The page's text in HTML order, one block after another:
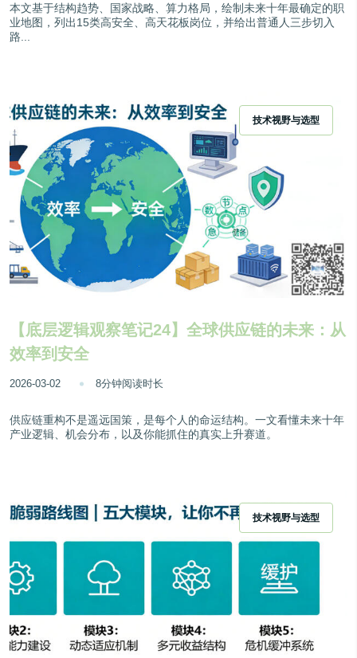
本文基于结构趋势、国家战略、算力格局，绘制未来十年最确定的职
业地图，列出15类高安全、高天花板岗位，并给出普通人三步切入
路...
技术视野与选型
【底层逻辑观察笔记24】全球供应链的未来：从
效率到安全
2026-03-02 8分钟阅读时长
供应链重构不是遥远国策，是每个人的命运结构。一文看懂未来十年
产业逻辑、机会分布，以及你能抓住的真实上升赛道。
技术视野与选型